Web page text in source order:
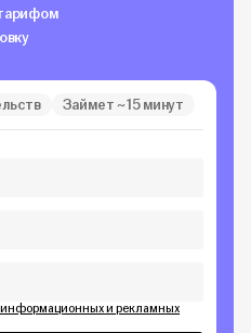
Займет ~ 15 минут
информационных и рекламных